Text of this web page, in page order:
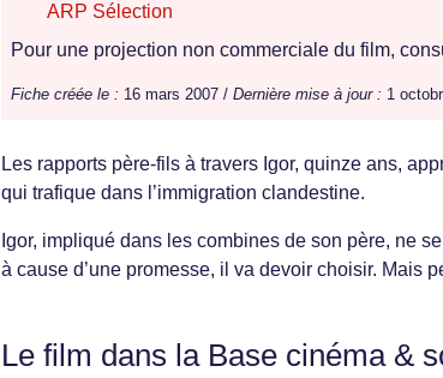
ARP Sélection
Pour une projection non commerciale du film,
Fiche créée le : 16 mars 2007 / Dernière mise à jour : 1
Les rapports père-fils à travers Igor, quinze ans,
qui trafique dans l’immigration clandestine.
Igor, impliqué dans les combines de son père, ne
à cause d’une promesse, il va devoir choisir. Mais
Le film dans la Base cinéma &